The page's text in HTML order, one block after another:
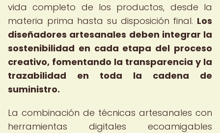
vida completo de los productos, desde la
materia prima hasta su disposición final. Los
diseñadores artesanales deben integrar la
sostenibilidad en cada etapa del proceso
creativo, fomentando la transparencia y la
trazabilidad en toda la cadena de
suministro.
La combinación de técnicas artesanales con
herramientas digitales ecoamigables